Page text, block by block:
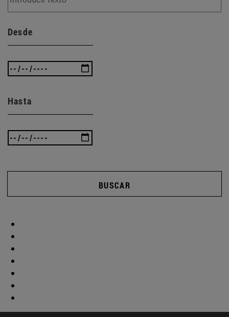
Desde
Hasta
BUSCAR